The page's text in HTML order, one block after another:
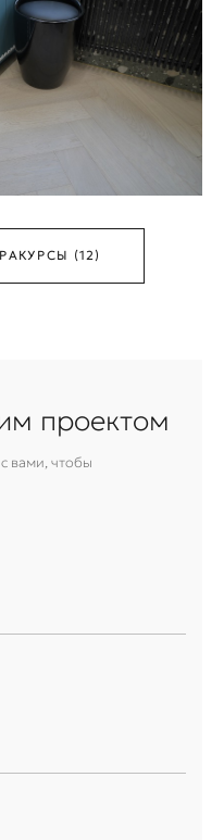
(12)
проектом
вами, чтобы